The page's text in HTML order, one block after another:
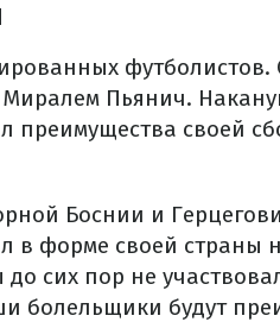
Пьянич.
своей
Боснии и
в форме своей страны
сих пор не
болельщики будут